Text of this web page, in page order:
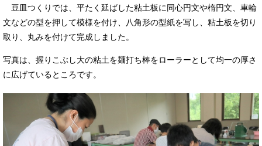
豆皿つくりでは、平たく延ばした粘土板に同心円文や楕円文、車輪
文などの型を押して模様を付け、八角形の型紙を写し、粘土板を切り
取り、丸みを付けて完成しました。
写真は、握りこぶし大の粘土を麺打ち棒をローラーとして均一の厚さ
に広げているところです。